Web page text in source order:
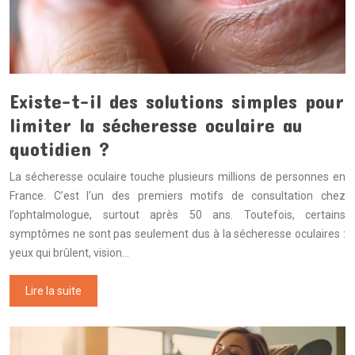
Existe-t-il des solutions simples pour
limiter la sécheresse oculaire au
quotidien ?
La sécheresse oculaire touche plusieurs millions de personnes en
France. C’est l’un des premiers motifs de consultation chez
l’ophtalmologue, surtout après 50 ans. Toutefois, certains
symptômes ne sont pas seulement dus à la sécheresse oculaires :
yeux qui brûlent, vision…
Lire la suite